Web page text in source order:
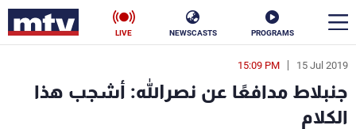
PROGRAMS
NEWSCASTS
LIVE
15 Jul 2019
15:09 PM
جنبلاط مدافعًا عن نصرالله: أشجب هذا
الكلام
en
الأخبار